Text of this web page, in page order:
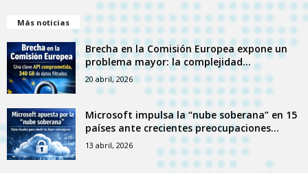
Más noticias
Brecha en la Comisión Europea expone un
problema mayor: la complejidad...
20 abril, 2026
Microsoft impulsa la “nube soberana” en 15
países ante crecientes preocupaciones...
13 abril, 2026